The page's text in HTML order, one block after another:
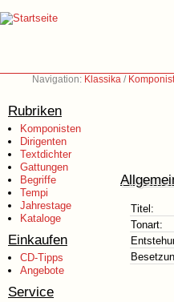
Navigation: Klassika /
Rubriken
Komponisten
Dirigenten
Textdichter
Gattungen
Begriffe
Tempi
Jahrestage
Kataloge
Einkaufen
CD-Tipps
Angebote
Service
Titel:
Tonart: